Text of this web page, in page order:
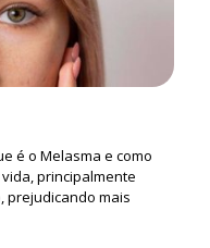
é o Melasma e como
principalmente
prejudicando mais